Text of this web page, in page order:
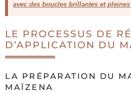
avec des boucles brillantes et
LE PROCESSUS DE
D’APPLICATION DU
LA PRÉPARATION DU
MAÏZENA